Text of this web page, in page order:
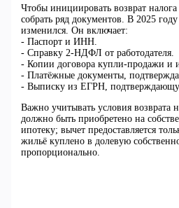
Чтобы инициировать возврат налога
собрать ряд документов. В 2025
изменился. Он включает:
- Паспорт и ИНН.
- Справку 2-НДФЛ от работодателя.
- Копии договора купли-продажи и
- Платёжные документы,
- Выписку из ЕГРН,
Важно учитывать условия возврата
должно быть приобретено на
ипотеку; вычет предоставляется
жильё куплено в долевую
пропорционально.